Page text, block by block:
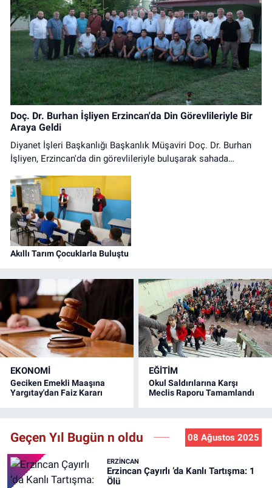
Doç. Dr. Burhan İşliyen Erzincan'da Din Görevlileriyle Bir
Araya Geldi
Diyanet İşleri Başkanlığı Başkanlık Müşaviri Doç. Dr. Burhan
İşliyen, Erzincan'da din görevlileriyle buluşarak sahada
Akıllı Tarım Çocuklarla Buluştu
EKONOMİ
Geciken Emekli Maaşına
Yargıtay'dan Faiz Kararı
EĞİTİM
Okul Saldırılarına Karşı
Meclis Raporu Tamamlandı
Geçen Yıl Bugün n oldu 08 Ağustos 2025
ERZINCAN
Erzincan Çayırlı ’da Kanlı Tartışma: 1
Ölü